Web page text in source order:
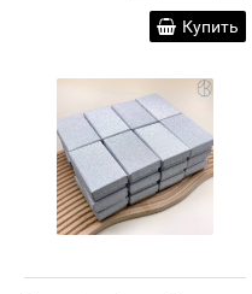
Купить